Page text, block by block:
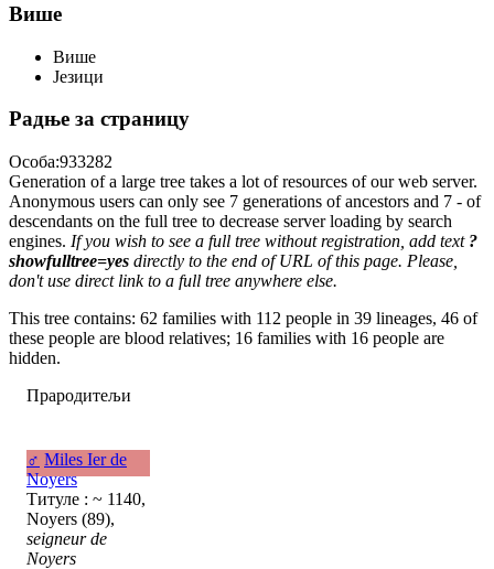
Више
Више
Језици
Радње за страницу
Особа:933282
Generation of a large tree takes a lot of resources of our web server.
Anonymous users can only see 7 generations of ancestors and 7 - of
descendants on the full tree to decrease server loading by search
engines. If you wish to see a full tree without registration, add text ?
showfulltree=yes directly to the end of URL of this page. Please,
don't use direct link to a full tree anywhere else.
This tree contains: 62 families with 112 people in 39 lineages, 46 of
these people are blood relatives; 16 families with 16 people are
hidden.
Прародитељи
♂ Miles Ier de
Noyers
Титуле : ~ 1140,
Noyers (89),
seigneur de
Noyers